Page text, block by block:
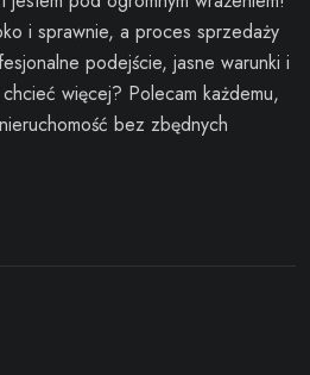
i sprawnie, a proces sprzedaży
podejście, jasne warunki i
więcej? Polecam każdemu,
bez zbędnych